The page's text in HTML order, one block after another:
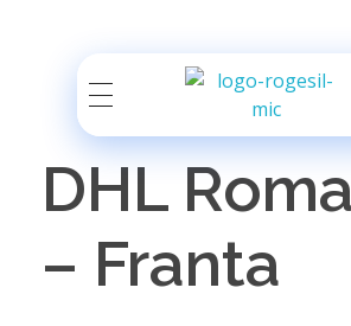
Rogesil
Curierul tău online!
DHL
– Franta